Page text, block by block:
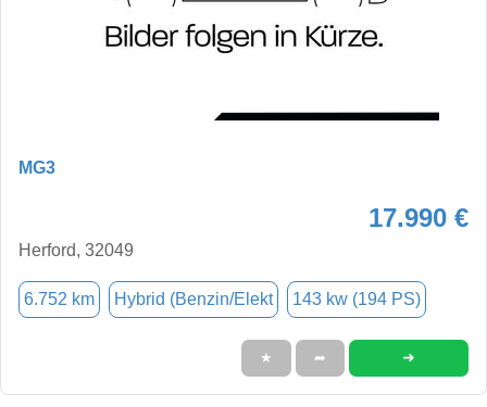
MG3
17.990 €
Herford, 32049
6.752 km Hybrid (Benzin/Elekt 143 kw (194 PS)
★ ➦ ➜